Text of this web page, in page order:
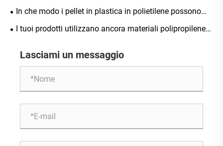
dopo uno stoccaggio prolungato?
In che modo i pellet in plastica in polietilene possono
migliorare le prestazioni dei prodotti in plastica
I tuoi prodotti utilizzano ancora materiali polipropilene
Lasciami un messaggio